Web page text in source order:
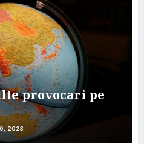
provocari pe
2023